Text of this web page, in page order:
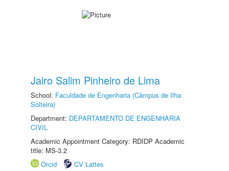
Jairo Salim Pinheiro de Lima
School: Faculdade de Engenharia (Câmpus de Ilha
Solteira)
Department: DEPARTAMENTO DE ENGENHARIA
CIVIL
Academic Appointment Category: RDIDP Academic
title: MS-3.2
Orcid
CV Lattes